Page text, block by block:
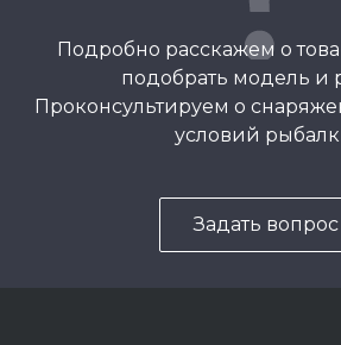
Подробно расскажем о
подобрать модель и
Проконсультируем о
условий
Задать вопрос